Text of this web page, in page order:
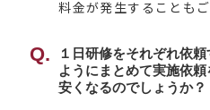
料金が発生することもご
１日研修をそれぞれ依
ようにまとめて実施依
安くなるのでしょうか？